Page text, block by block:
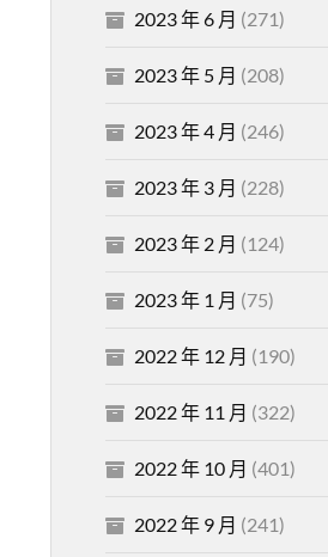
2023 年 6 月 (271)
2023 年 5 月 (208)
2023 年 4 月 (246)
2023 年 3 月 (228)
2023 年 2 月 (124)
2023 年 1 月 (75)
2022 年 12 月 (190)
2022 年 11 月 (322)
2022 年 10 月 (401)
2022 年 9 月 (241)